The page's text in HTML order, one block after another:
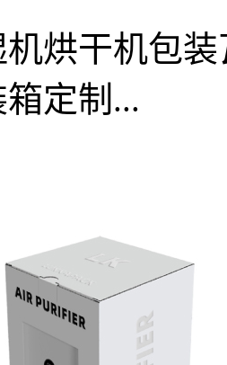
烘干机包
定制...